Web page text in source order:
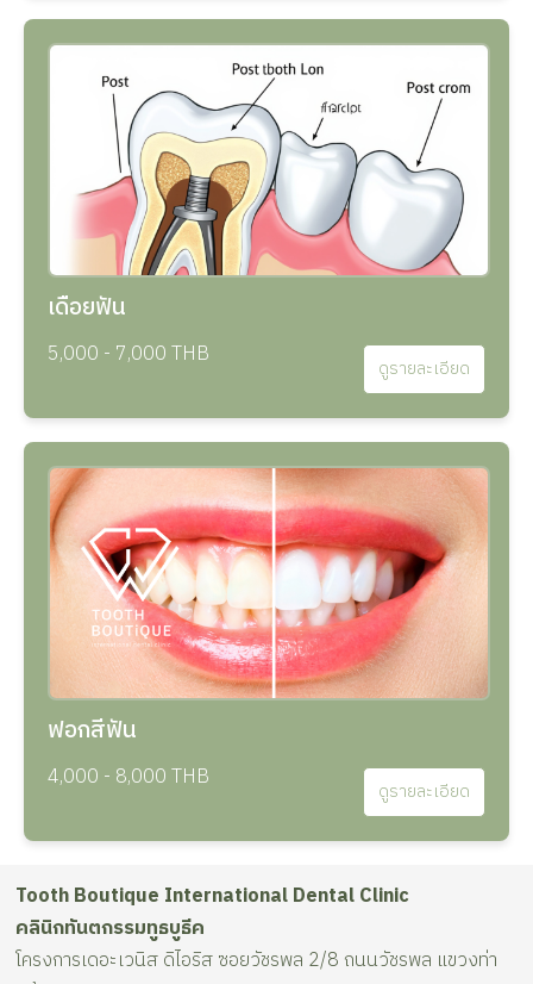
เดือยฟัน
5,000 - 7,000 THB ดูรายละเอียด
ฟอกสีฟัน
4,000 - 8,000 THB ดูรายละเอียด
Tooth Boutique International Dental Clinic
คลินิกทันตกรรมทูธบูธีค
โครงการเดอะเวนิส ดิไอริส ซอยวัชรพล 2/8 ถนนวัชรพล แขวงท่า